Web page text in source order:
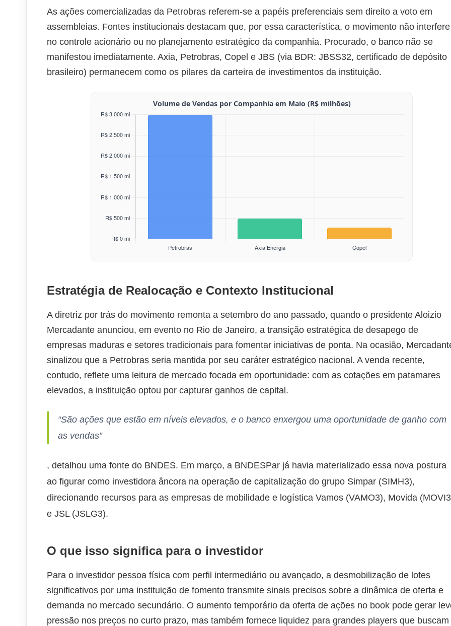
As ações comercializadas da Petrobras referem-se a papéis preferenciais sem direito a voto em
assembleias. Fontes institucionais destacam que, por essa característica, o movimento não interfere
no controle acionário ou no planejamento estratégico da companhia. Procurado, o banco não se
manifestou imediatamente. Axia, Petrobras, Copel e JBS (via BDR: JBSS32, certificado de depósito
brasileiro) permanecem como os pilares da carteira de investimentos da instituição.
Estratégia de Realocação e Contexto Institucional
A diretriz por trás do movimento remonta a setembro do ano passado, quando o presidente Aloizio
Mercadante anunciou, em evento no Rio de Janeiro, a transição estratégica de desapego de
empresas maduras e setores tradicionais para fomentar iniciativas de ponta. Na ocasião,
sinalizou que a Petrobras seria mantida por seu caráter estratégico nacional. A venda recente,
contudo, reflete uma leitura de mercado focada em oportunidade: com as cotações em patamares
elevados, a instituição optou por capturar ganhos de capital.
“São ações que estão em níveis elevados, e o banco enxergou uma oportunidade de ganho com
as vendas”
, detalhou uma fonte do BNDES. Em março, a BNDESPar já havia materializado essa nova postura
ao figurar como investidora âncora na operação de capitalização do grupo Simpar (SIMH3),
direcionando recursos para as empresas de mobilidade e logística Vamos (VAMO3), Movida
e JSL (JSLG3).
O que isso significa para o investidor
Para o investidor pessoa física com perfil intermediário ou avançado, a desmobilização de lotes
significativos por uma instituição de fomento transmite sinais precisos sobre a dinâmica de oferta e
demanda no mercado secundário. O aumento temporário da oferta de ações no book pode gerar
pressão nos preços no curto prazo, mas também fornece liquidez para grandes players que buscam